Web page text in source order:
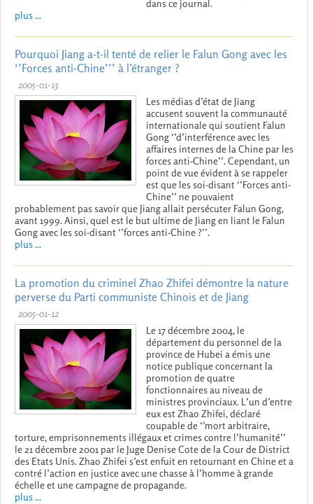
dans ce journal.
plus ...
Pourquoi Jiang a-t-il tenté de relier le Falun Gong avec les
‘’Forces anti-Chine’’’ à l’étranger ?
2005-01-13
Les médias d’état de Jiang
accusent souvent la communauté
internationale qui soutient Falun
Gong ‘’d’interférence avec les
affaires internes de la Chine par les
forces anti-Chine’’. Cependant, un
point de vue évident à se rappeler
est que les soi-disant ‘’Forces anti-
Chine’’ ne pouvaient
probablement pas savoir que Jiang allait persécuter Falun Gong,
avant 1999. Ainsi, quel est le but ultime de Jiang en liant le Falun
Gong avec les soi-disant ‘’forces anti-Chine ?’’.
plus ...
La promotion du criminel Zhao Zhifei démontre la nature
perverse du Parti communiste Chinois et de Jiang
2005-01-12
Le 17 décembre 2004, le
département du personnel de la
province de Hubei a émis une
notice publique concernant la
promotion de quatre
fonctionnaires au niveau de
ministres provinciaux. L’un d’entre
eux est Zhao Zhifei, déclaré
coupable de ‘’mort arbitraire,
torture, emprisonnements illégaux et crimes contre l’humanité’’
le 21 décembre 2001 par le Juge Denise Cote de la Cour de District
des Etats Unis. Zhao Zhifei s’est enfuit en retournant en Chine et a
contré l’action en justice avec une chasse à l’homme à grande
échelle et une campagne de propagande.
plus ...